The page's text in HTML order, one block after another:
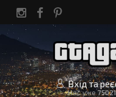
Вхід та
Нас уже